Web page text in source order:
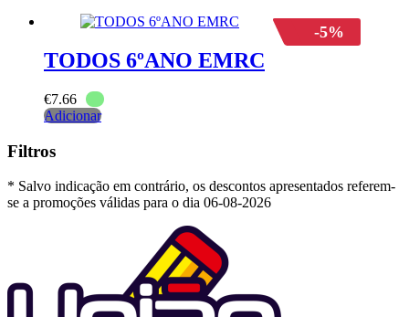
-5%
TODOS 6ºANO EMRC
€7.66
Adicionar
Filtros
* Salvo indicação em contrário, os descontos apresentados referem-
se a promoções válidas para o dia 06-08-2026